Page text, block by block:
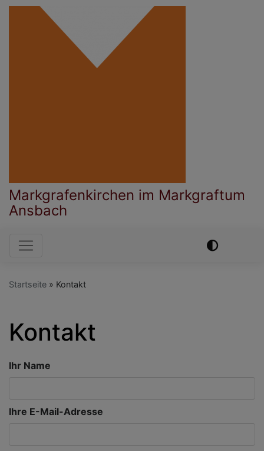
Direkt
Markgrafenkirchen im Markgraftum
Ansbach
Hauptnavigation
Startseite Kontakt
Kontakt
Ihr Name
Ihre E-Mail-Adresse